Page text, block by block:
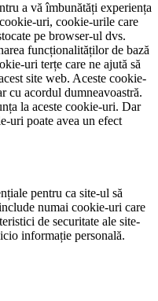
a vă îmbunătăți experiența
uri, cookie-urile care
pe browser-ul dvs.
funcționalităților de bază
uri terțe care ne ajută să
site web. Aceste cookie-
cu acordul dumneavoastră.
la aceste cookie-uri. Dar
uri poate avea un efect
pentru ca site-ul să
numai cookie-uri care
de securitate ale site-
informație personală.